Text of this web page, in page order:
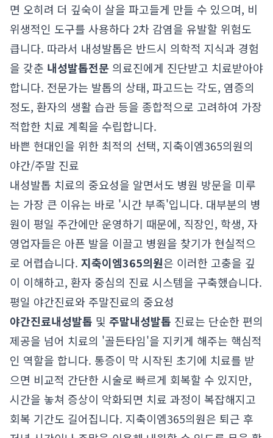
면 오히려 더 깊숙이 살을 파고들게 만들 수 있으며, 비
위생적인 도구를 사용하다 2차 감염을 유발할 위험도
큽니다. 따라서 내성발톱은 반드시 의학적 지식과 경험
을 갖춘 내성발톱전문 의료진에게 진단받고 치료받아야
합니다. 전문가는 발톱의 상태, 파고드는 각도, 염증의
정도, 환자의 생활 습관 등을 종합적으로 고려하여 가장
적합한 치료 계획을 수립합니다.
바쁜 현대인을 위한 최적의 선택, 지축이엠365의원의
야간/주말 진료
내성발톱 치료의 중요성을 알면서도 병원 방문을 미루
는 가장 큰 이유는 바로 '시간 부족'입니다. 대부분의 병
원이 평일 주간에만 운영하기 때문에, 직장인, 학생, 자
영업자들은 아픈 발을 이끌고 병원을 찾기가 현실적으
로 어렵습니다. 지축이엠365의원은 이러한 고충을 깊
이 이해하고, 환자 중심의 진료 시스템을 구축했습니다.
평일 야간진료와 주말진료의 중요성
야간진료내성발톱 및 주말내성발톱 진료는 단순한 편의
제공을 넘어 치료의 '골든타임'을 지키게 해주는 핵심적
인 역할을 합니다. 통증이 막 시작된 초기에 치료를 받
으면 비교적 간단한 시술로 빠르게 회복할 수 있지만,
시간을 놓쳐 증상이 악화되면 치료 과정이 복잡해지고
회복 기간도 길어집니다. 지축이엠365의원은 퇴근 후